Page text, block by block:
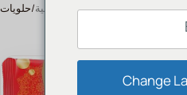
الرئيسية حلويات
خصم مقيض الدار 10%
Change